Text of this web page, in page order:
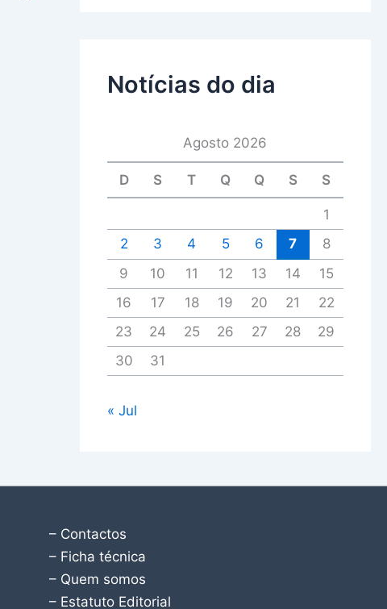
Notícias do dia
Agosto 2026
D S T Q Q S S
1
2
3 4 5 6 7
8
9
10 11 12 13 14
15
16
17 18 19 20 21
22
23
24 25 26 27 28
29
30
31
« Jul
– Contactos
– Ficha técnica
– Quem somos
– Estatuto Editorial